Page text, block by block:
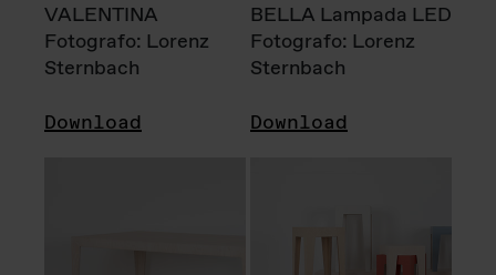
VALENTINA
Fotografo: Lorenz
Sternbach
Download
BELLA Lampada LED
Fotografo: Lorenz
Sternbach
Download